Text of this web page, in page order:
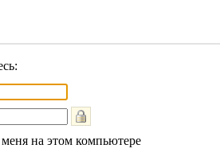
на этом компьютере